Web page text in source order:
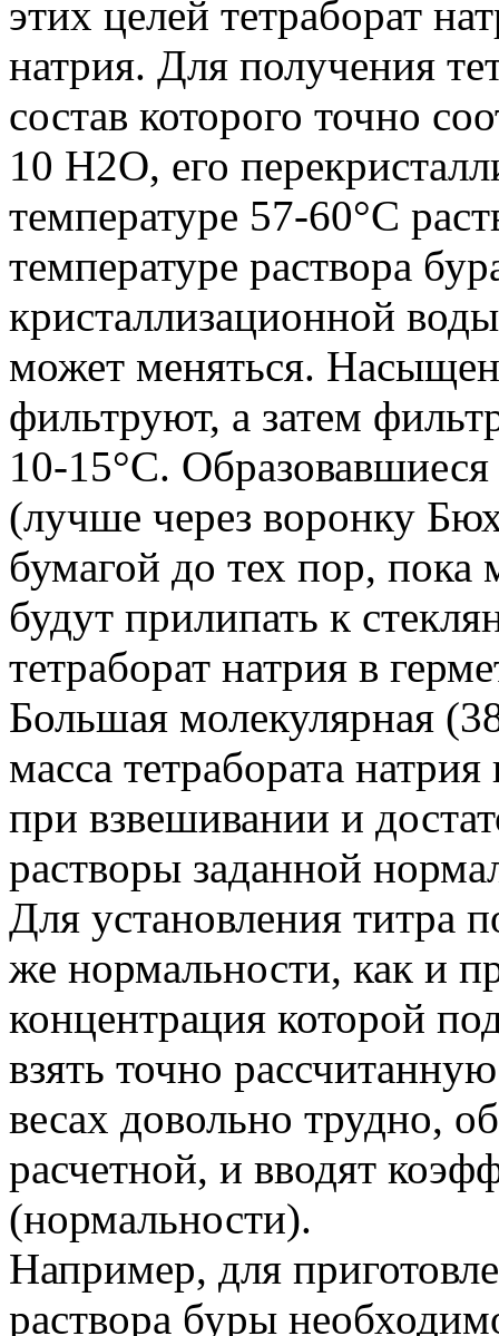
этих целей тетраборат
натрия. Для получения
состав которого точно
10 Н2O, его
температуре 57-60°С
температуре раствора
кристаллизационной
может меняться.
фильтруют, а затем
10-15°С.
(лучше через воронку
бумагой до тех пор, пока
будут прилипать к
тетраборат натрия в
Большая молекулярная
масса тетрабората
при взвешивании и
растворы заданной
Для установления титра
же нормальности, как и
концентрация которой
взять точно
весах довольно трудно,
расчетной, и вводят
(нормальности).
Например, для
раствора буры